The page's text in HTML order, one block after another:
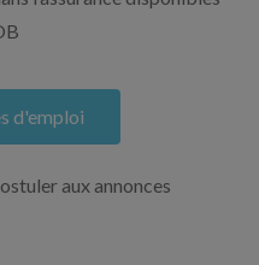
d'emploi
aux annonces